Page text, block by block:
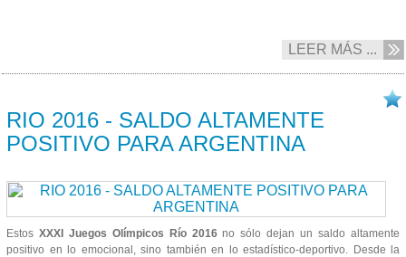
LEER MÁS ...
RIO 2016 - SALDO ALTAMENTE
POSITIVO PARA ARGENTINA
Estos XXXI Juegos Olímpicos Río 2016no sólo dejan un saldo altamente
positivo en lo emocional, sino también en lo estadístico-deportivo. Desde la